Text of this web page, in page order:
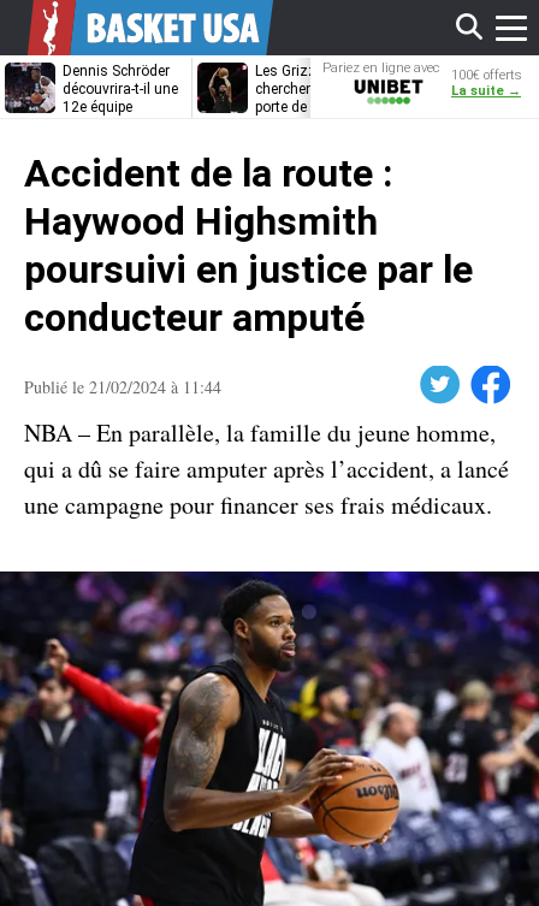
Dennis Schröder
découvrira-t-il une
12e équipe
Les Grizzlies
cherchent déjà une
porte de sortie
Dwane Casey
bientôt coach
Pariez en ligne avec
Unibet
100€ offerts
La suite →
Accident de la route :
Haywood Highsmith
poursuivi en justice par le
conducteur amputé
Publié le 21/02/2024 à 11:44 Facebook
NBA – En parallèle, la famille du jeune homme,
qui a dû se faire amputer après l’accident, a lancé
une campagne pour financer ses frais médicaux.